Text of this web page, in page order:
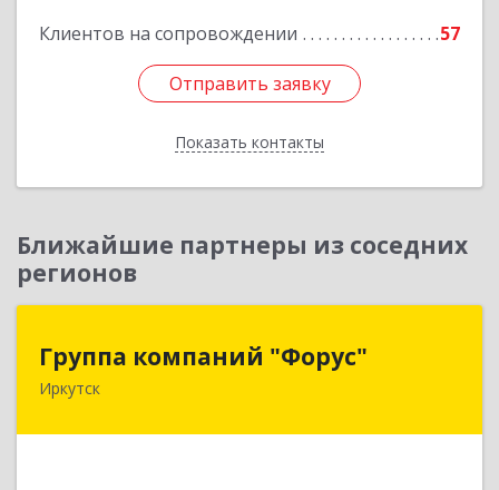
Клиентов на сопровождении 57
Отправить заявку
Показать контакты
Отправить заявку
Назад
Ближайшие партнеры из соседних
регионов
Группа компаний "Форус"
Иркутск
Группа компаний "Форус"
664007, Иркутская обл, Иркутск г, Ямская ул,